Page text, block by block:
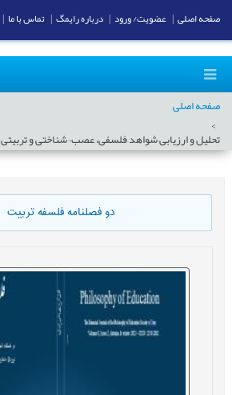
صفحه اصلی
تحلیل و ارزیابی شواهد فلسفی، عصب¬شناختی و
دو فصلنامه فلسفه تربیت
صفحه اصلی عضویت/ ورود درباره رایمگ تماس با ما